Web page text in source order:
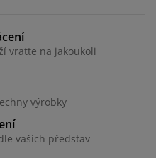
vraťte na jakoukoli
výrobky
vašich představ